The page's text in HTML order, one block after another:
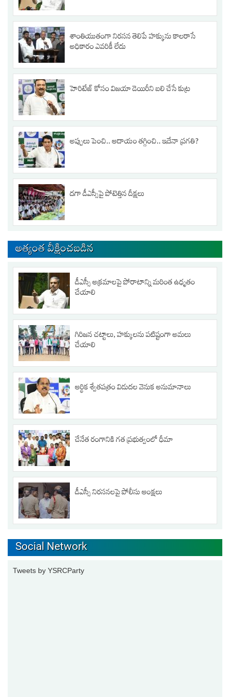
శాంతియుతంగా నిరసన తెలిపే హక్కును కాలరాసే
అధికారం ఎవరికీ లేదు
హెరిటేజ్ కోసం విజయా డెయిరీని బలి చేసే కుట్ర‌
అప్పులు పెంచి.. ఆదాయం తగ్గించి.. ఇదేనా ప్రగతి?
దగా డీఎస్సీపై పోటెత్తిన దీక్షలు
అత్యంత వీక్షించబడిన
డీఎస్సీ అక్రమాలపై పోరాటాన్ని మరింత ఉధృతం
చేయాలి
గిరిజన చట్టాలు, హక్కులను పటిష్టంగా అమలు
చేయాలి
ఆర్థిక శ్వేతపత్రం విడుదల వెనుక అనుమానాలు
చేనేత రంగానికి గత ప్రభుత్వంలో ధీమా
డీఎస్సీ నిరసనలపై పోలీసు ఆంక్షలు
Social Network
Tweets by YSRCParty